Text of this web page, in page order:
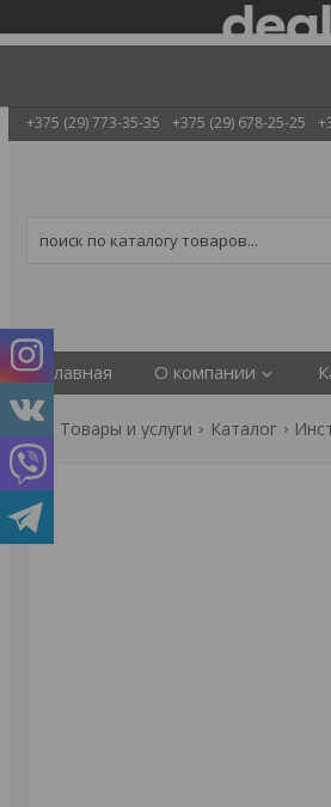
+375 (29) 773-35-35 +375 (29) 678-25-25
Главная О компании
Товары и услуги Каталог